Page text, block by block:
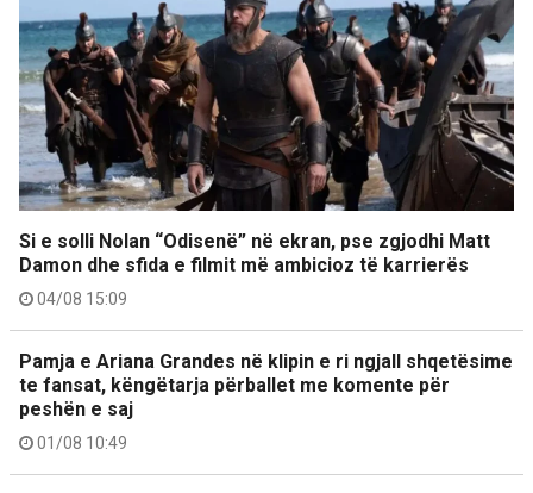
Si e solli Nolan “Odisenë” në ekran, pse zgjodhi Matt
Damon dhe sfida e filmit më ambicioz të karrierës
04/08 15:09
Pamja e Ariana Grandes në klipin e ri ngjall shqetësime
te fansat, këngëtarja përballet me komente për
peshën e saj
01/08 10:49